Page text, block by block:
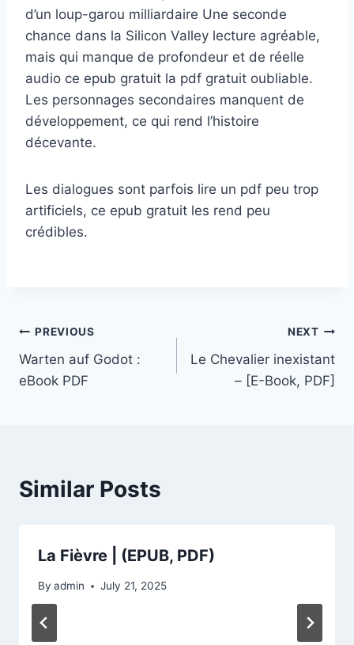
d’un loup-garou milliardaire Une seconde
chance dans la Silicon Valley lecture agréable,
mais qui manque de profondeur et de réelle
audio ce epub gratuit la pdf gratuit oubliable.
Les personnages secondaires manquent de
développement, ce qui rend l’histoire
décevante.
Les dialogues sont parfois lire un pdf peu trop
artificiels, ce epub gratuit les rend peu
crédibles.
PREVIOUS
Warten auf Godot :
eBook PDF
NEXT
Le Chevalier inexistant
– [E-Book, PDF]
Similar Posts
La Fièvre | (EPUB, PDF)
By admin July 21, 2025